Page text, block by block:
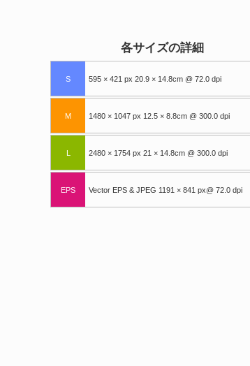
各サイズの詳細
S 595 × 421 px 20.9 × 14.8cm @ 72.0 dpi
M 1480 × 1047 px 12.5 × 8.8cm @ 300.0 dpi
L 2480 × 1754 px 21 × 14.8cm @ 300.0 dpi
EPS Vector EPS & JPEG 1191 × 841 px@ 72.0 dpi